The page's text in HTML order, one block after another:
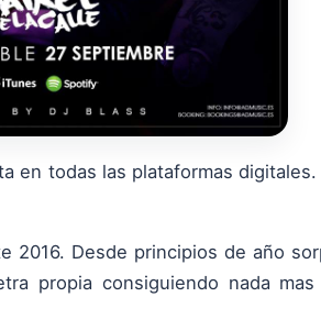
en todas las plataformas
2016. Desde principios de año
propia consiguiendo nada